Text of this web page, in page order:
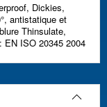
Dickies,
antistatique et
Thinsulate,
EN ISO 20345 2004